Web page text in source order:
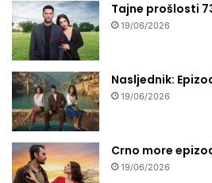
Tajne prošlosti
19/06/2026
Nasljednik:
19/06/2026
Crno more
19/06/2026